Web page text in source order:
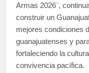
Armas 2026¨,
construir un
mejores condiciones
guanajuatenses y
fortaleciendo la
convivencia pacífica.